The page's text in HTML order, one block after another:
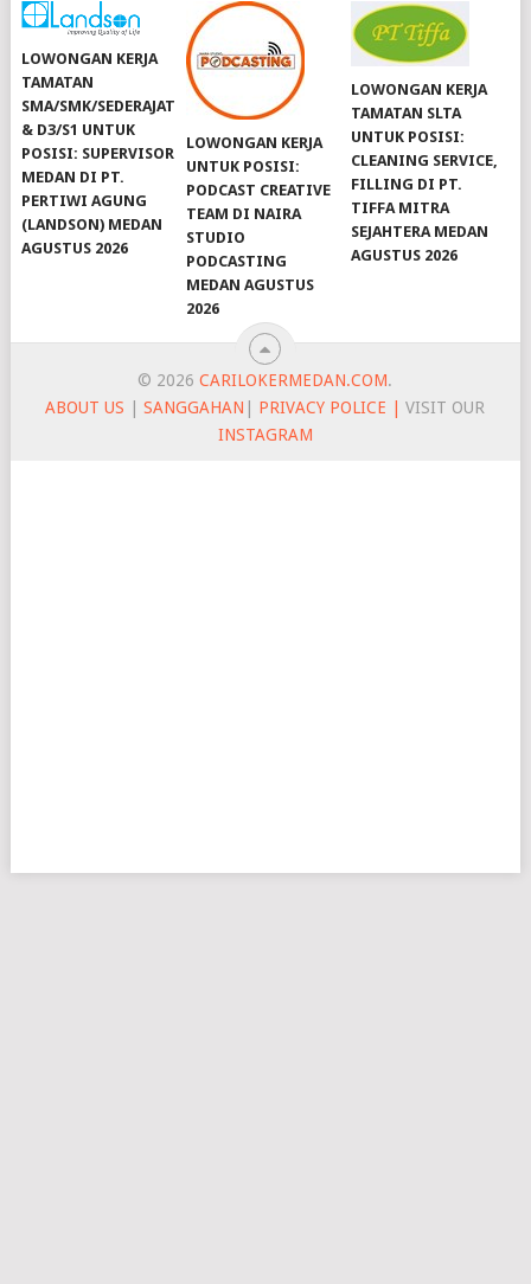
LOWONGAN KERJA
TAMATAN
SMA/SMK/SEDERAJAT
& D3/S1 UNTUK
POSISI: SUPERVISOR
MEDAN DI PT.
PERTIWI AGUNG
(LANDSON) MEDAN
AGUSTUS 2026
LOWONGAN KERJA
UNTUK POSISI:
PODCAST CREATIVE
TEAM DI NAIRA
STUDIO
PODCASTING
MEDAN AGUSTUS
2026
LOWONGAN KERJA
TAMATAN SLTA
UNTUK POSISI:
CLEANING SERVICE,
FILLING DI PT.
TIFFA MITRA
SEJAHTERA MEDAN
AGUSTUS 2026
© 2026CARILOKERMEDAN.COM.
ABOUT US |SANGGAHAN PRIVACY POLICE |
VISIT OUR
INSTAGRAM